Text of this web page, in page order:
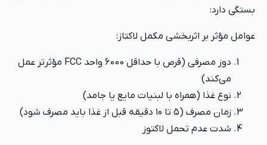
بستگی دارد:
عوامل مؤثر بر اثربخشی مکمل لاکتاز:
دوز مصرفی (قرص با حداقل 6000 واحد FCC مؤثرتر عمل
می‌کند)
نوع غذا (همراه با لبنیات مایع یا جامد)
زمان مصرف (۵ تا ۱۰ دقیقه قبل از غذا باید مصرف شود)
شدت عدم تحمل لاکتوز